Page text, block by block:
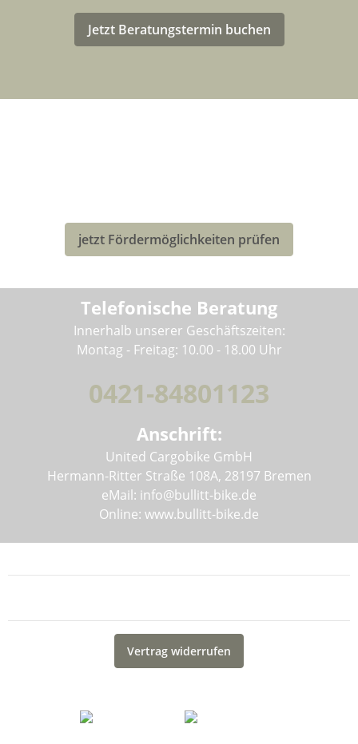
Jetzt Beratungstermin buchen
jetzt Fördermöglichkeiten prüfen
Telefonische Beratung
Innerhalb unserer Geschäftszeiten:
Montag - Freitag: 10.00 - 18.00 Uhr
0421-84801123
Anschrift:
United Cargobike GmbH
Hermann-Ritter Straße 108A, 28197 Bremen
eMail: info@bullitt-bike.de
Online: www.bullitt-bike.de
Vertrag widerrufen